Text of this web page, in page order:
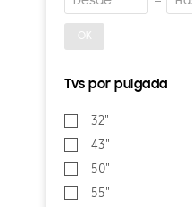
OK
Tvs por pulgada
32"
43"
50"
55"